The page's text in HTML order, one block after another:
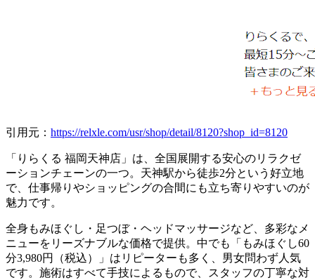
引用元： https://relxle.com/usr/shop/detail/8120?shop_id=8120
「りらくる 福岡天神店」は、全国展開する安心のリラクゼ
ーションチェーンの一つ。天神駅から徒歩2分という好立地
で、仕事帰りやショッピングの合間にも立ち寄りやすいのが
魅力です。
全身もみほぐし・足つぼ・ヘッドマッサージなど、多彩なメ
ニューをリーズナブルな価格で提供。中でも「もみほぐし60
分3,980円（税込）」はリピーターも多く、男女問わず人気
です。施術はすべて手技によるもので、スタッフの丁寧な対